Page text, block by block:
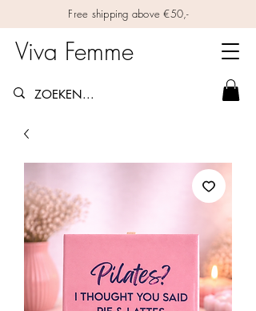
Free shipping above €50,-
Viva Femme